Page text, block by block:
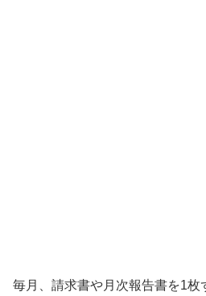
毎月、請求書や月次報告書を1枚